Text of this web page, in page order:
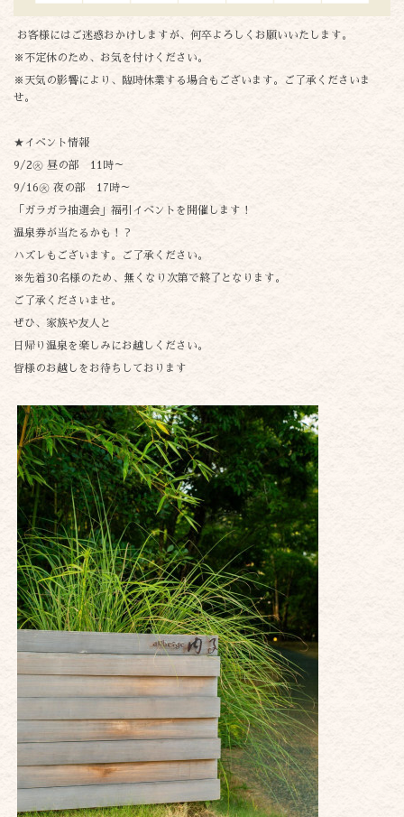
お客様にはご迷惑おかけしますが、何卒よろしくお願いいたします。
※不定休のため、お気を付けください。
※天気の影響により、臨時休業する場合もございます。ご了承くださいま
せ。
★イベント情報
9/2㊋ 昼の部 11時～
9/16㊋ 夜の部 17時～
「ガラガラ抽選会」福引イベントを開催します！
温泉券が当たるかも！？
ハズレもございます。ご了承ください。
※先着30名様のため、無くなり次第で終了となります。
ご了承くださいませ。
ぜひ、家族や友人と
日帰り温泉を楽しみにお越しください。
皆様のお越しをお待ちしております